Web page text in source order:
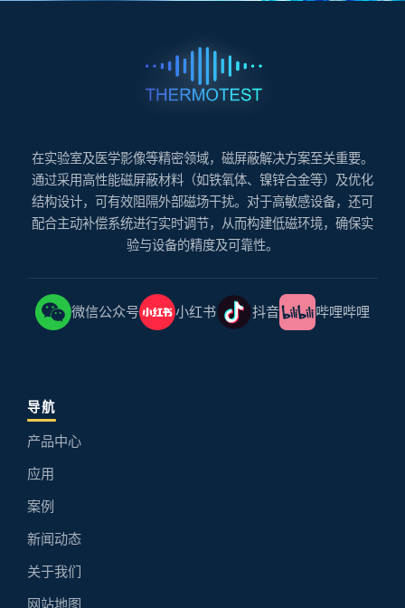
在实验室及医学影像等精密领域，磁屏蔽解决方案至关重要。
通过采用高性能磁屏蔽材料（如铁氧体、镍锌合金等）及优化
结构设计，可有效阻隔外部磁场干扰。对于高敏感设备，还可
配合主动补偿系统进行实时调节，从而构建低磁环境，确保实
验与设备的精度及可靠性。
微信公众号 小红书 抖音 哔哩哔哩
导航
产品中心
应用
案例
新闻动态
关于我们
网站地图